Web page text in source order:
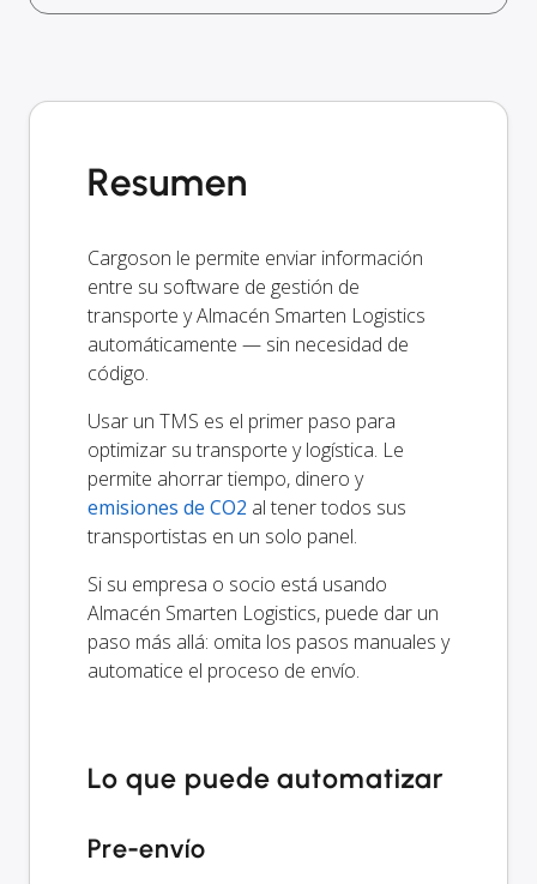
Resumen
Cargoson le permite enviar información
entre su software de gestión de
transporte y Almacén Smarten Logistics
automáticamente — sin necesidad de
código.
Usar un TMS es el primer paso para
optimizar su transporte y logística. Le
permite ahorrar tiempo, dinero y
emisiones de CO2 al tener todos sus
transportistas en un solo panel.
Si su empresa o socio está usando
Almacén Smarten Logistics, puede dar un
paso más allá: omita los pasos manuales y
automatice el proceso de envío.
Lo que puede automatizar
Pre-envío